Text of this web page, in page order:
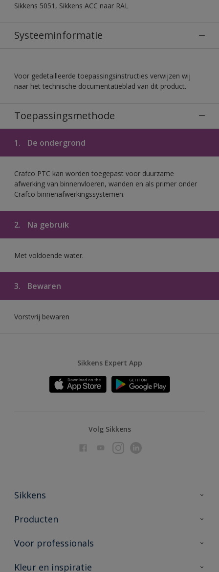
Sikkens 5051, Sikkens ACC naar RAL
Systeeminformatie
Voor gedetailleerde toepassingsinstructies verwijzen wij
naar het technische documentatieblad van dit product.
Toepassingsmethode
1. De ondergrond
Crafco PTC kan worden toegepast voor duurzame
afwerking van binnenvloeren, wanden en als primer onder
Crafco binnenafwerkingssystemen.
2. Na gebruik
Met voldoende water.
3. Bewaren
Vorstvrij bewaren
Sikkens Expert App
Volg Sikkens
Sikkens
Over Sikkens
Duurzaamheid
Producten
Producten voor binnen
Vind je verkooppunt
Voor professionals
Advies & service
Kleur en inspiratie